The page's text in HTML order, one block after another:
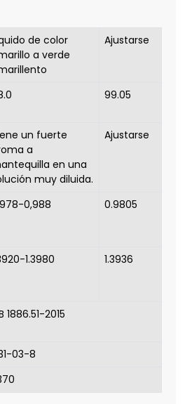
de color
a verde
Ajustarse
99.05
un fuerte
a
en una
muy diluida.
Ajustarse
0,988 0.9805
1.3980 1.3936
1886.51-2015
03-8